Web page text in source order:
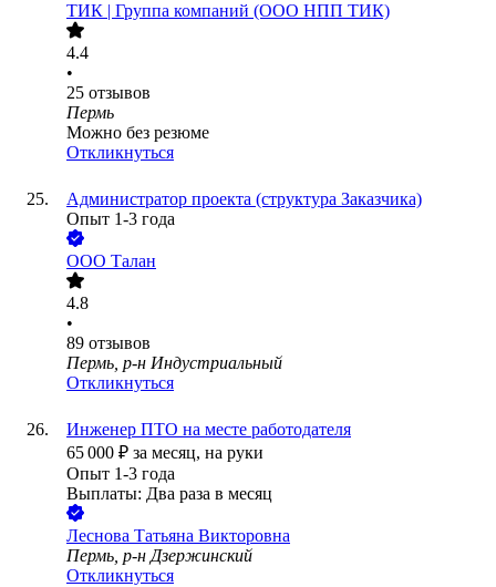
ТИК | Группа компаний (ООО НПП ТИК)
4.4
•
25 отзывов
Пермь
Можно без резюме
Откликнуться
Администратор проекта (структура Заказчика)
Опыт 1-3 года
ООО Талан
4.8
•
89 отзывов
Пермь, р-н Индустриальный
Откликнуться
Инженер ПТО на месте работодателя
65 000 ₽ за месяц, на руки
Опыт 1-3 года
Выплаты: Два раза в месяц
Леснова Татьяна Викторовна
Пермь, р-н Дзержинский
Откликнуться